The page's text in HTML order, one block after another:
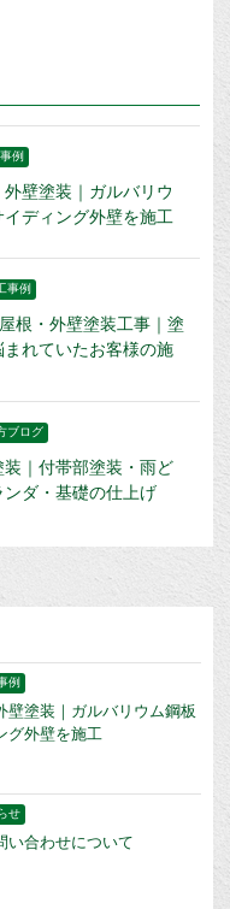
例
壁塗装｜ガルバリウ
イディング外壁を施工
事例
根・外壁塗装工事｜塗
れていたお客様の施
ブログ
｜付帯部塗装・雨ど
ダ・基礎の仕上げ
例
壁塗装｜ガルバリウム鋼板
グ外壁を施工
せ
い合わせについて